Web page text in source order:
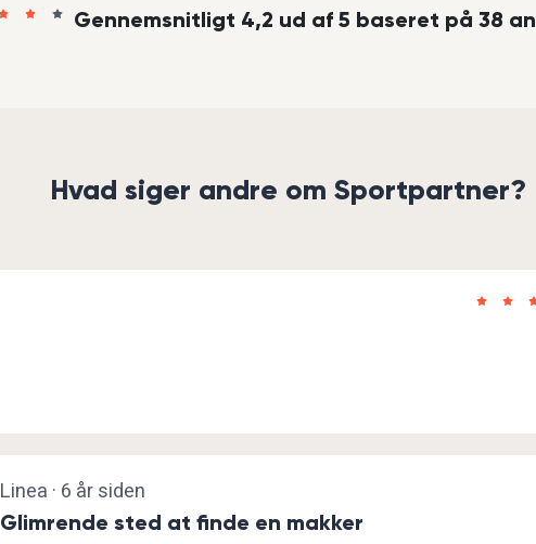
Gennemsnitligt 4,2 ud af 5 baseret på 38
Hvad siger andre om Sportpartner?
Linea · 6 år siden
Glimrende sted at finde en makker